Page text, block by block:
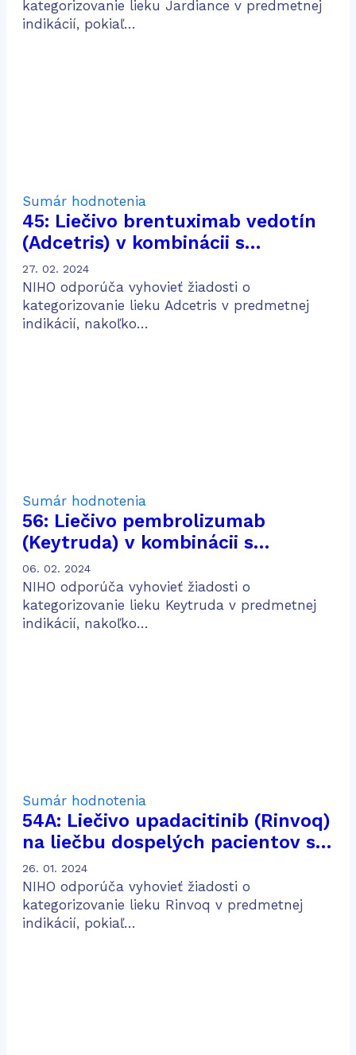
kategorizovanie lieku Jardiance v predmetnej
indikácií, pokiaľ…
Sumár hodnotenia
45: Liečivo brentuximab vedotín
(Adcetris) v kombinácii s
doxorubicínom, vinblastínom a
dakarbazínom (AVD) na liečbu
dospelých pacientov s predtým
neliečeným CD30 pozitívnym
27. 02. 2024
NIHO odporúča vyhovieť žiadosti o
kategorizovanie lieku Adcetris v predmetnej
indikácií, nakoľko…
Sumár hodnotenia
56: Liečivo pembrolizumab
(Keytruda) v kombinácii s
chemoterapiou obsahujúcou
pemetrexed a platinu na liečbu
dospelých pacientov v prvej línii
metastatického neskvamózneho
06. 02. 2024
NIHO odporúča vyhovieť žiadosti o
kategorizovanie lieku Keytruda v predmetnej
indikácií, nakoľko…
Sumár hodnotenia
54A: Liečivo upadacitinib (Rinvoq)
na liečbu dospelých pacientov so
stredne ťažkou až ťažkou
aktívnou ulceróznou kolitídou po
predošlej konvenčnej a biologickej
liečbe
26. 01. 2024
NIHO odporúča vyhovieť žiadosti o
kategorizovanie lieku Rinvoq v predmetnej
indikácií, pokiaľ…